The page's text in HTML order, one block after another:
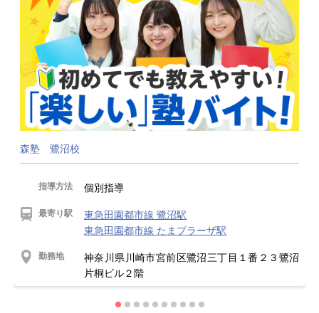
森塾 鷺沼校
指導方法 個別指導
最寄り駅
東急田園都市線 鷺沼駅
東急田園都市線 たまプラーザ駅
勤務地
神奈川県川崎市宮前区鷺沼三丁目１番２３鷺沼
片桐ビル２階